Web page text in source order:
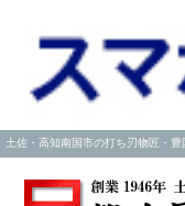
土佐・高知南国市の打ち刃物匠・